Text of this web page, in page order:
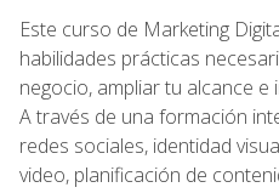
Este curso de Marketing
habilidades prácticas
negocio, ampliar tu alcance
A través de una formación
redes sociales, identidad
video, planificación de